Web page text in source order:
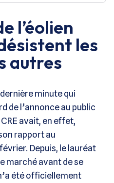
l’éolien
les
autres
minute qui
de l’annonce au public
avait, en effet,
rapport au
Depuis, le lauréat
marché avant de se
été officiellement